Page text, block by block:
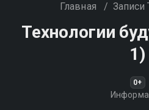
Главная /
Технологии
1)
0+